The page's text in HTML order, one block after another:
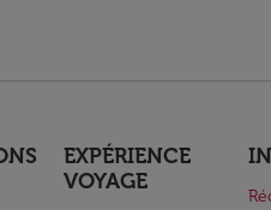
EXPÉRIENCE
VOYAGE